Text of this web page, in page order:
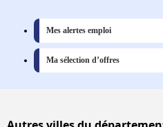
Mes alertes emploi
Ma sélection d’offres